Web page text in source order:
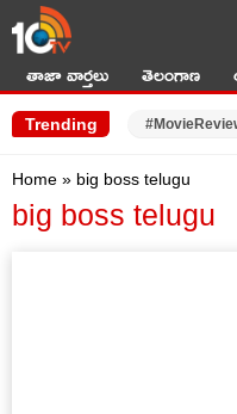
తాజా వార్తలు తెలంగాణ
Trending
Home » big boss telugu
big boss telugu